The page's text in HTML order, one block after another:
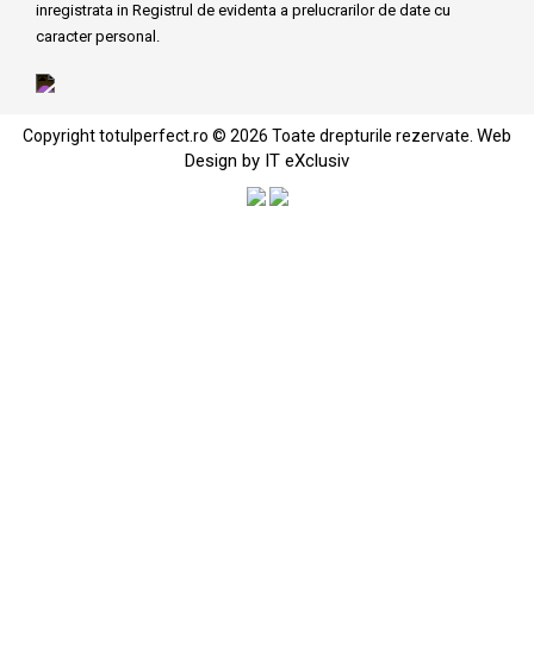
inregistrata in Registrul de evidenta a prelucrarilor de date cu
caracter personal.
Copyright totulperfect.ro © 2026 Toate drepturile rezervate. Web
Design by IT eXclusiv